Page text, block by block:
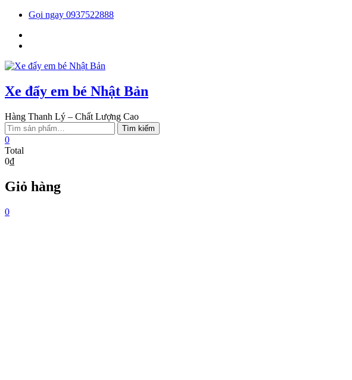
Skip
content
Gọi ngay 0937522888
Xe đẩy em bé Nhật Bản
Hàng Thanh Lý – Chất Lượng Cao
Tìm
kiếm:
Tìm kiếm
0
Total
0₫
Giỏ hàng
0